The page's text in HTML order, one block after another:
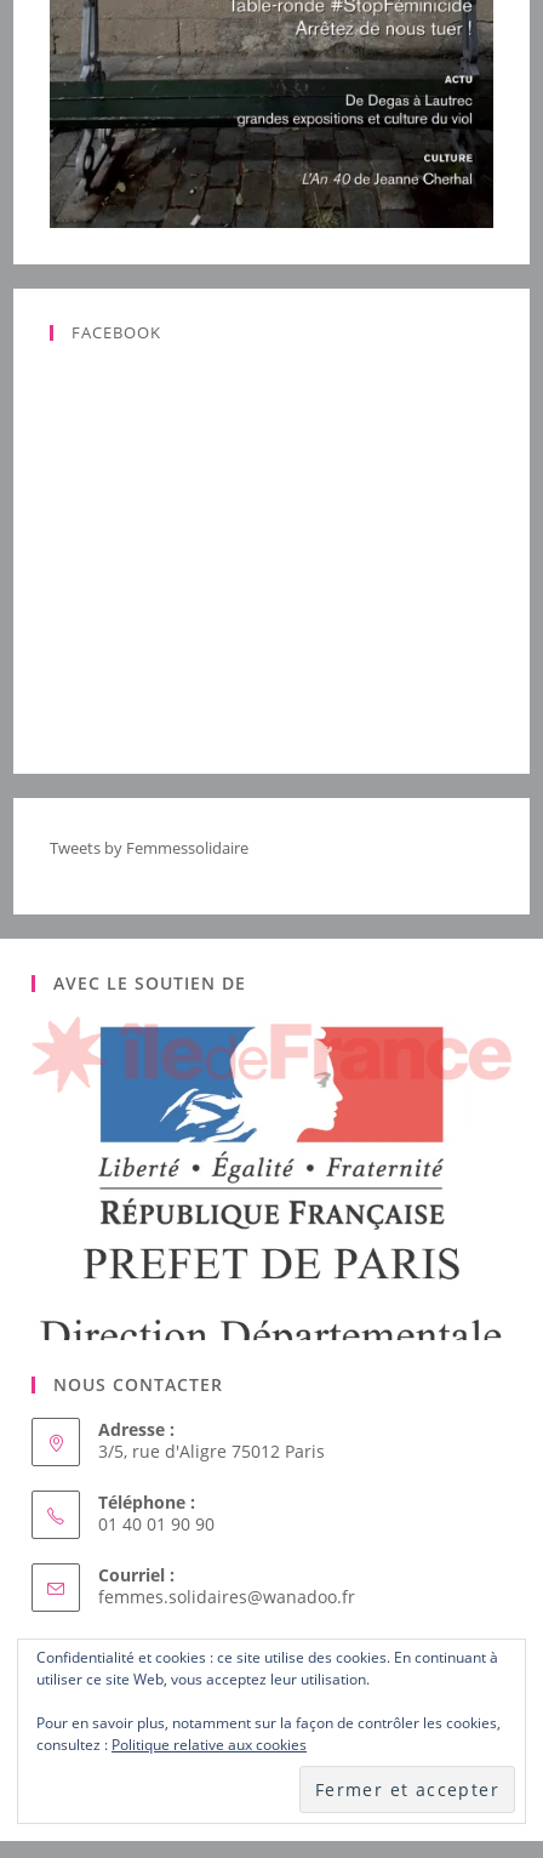
FACEBOOK
Tweets by Femmessolidaire
AVEC LE SOUTIEN DE
NOUS CONTACTER
Adresse :
3/5, rue d'Aligre 75012 Paris
Téléphone :
01 40 01 90 90
Courriel :
femmes.solidaires@wanadoo.frS’ouvre
dans
application
ABONNEZ-VOUS AU SITE
Confidentialité et cookies : ce site utilise des cookies. En continuant à
utiliser ce site Web, vous acceptez leur utilisation.
Pour en savoir plus, notamment sur la façon de contrôler les cookies,
consultez : Politique relative aux cookies